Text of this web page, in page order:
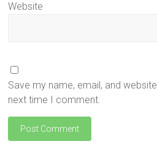
Website
Save my name, email, and
next time I comment.